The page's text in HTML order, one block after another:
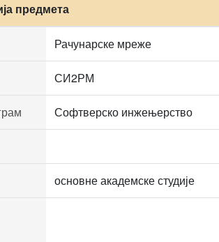
предмета
Рачунарске мреже
СИ2РМ
Софтверско инжењерство
основне академске студије